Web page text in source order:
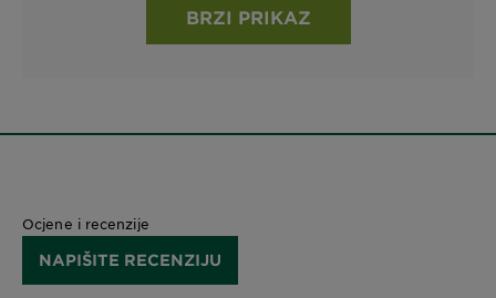
BRZI PRIKAZ
Ocjene i recenzije
NAPIŠITE RECENZIJU